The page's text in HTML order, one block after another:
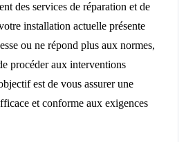
des services de réparation et de
installation actuelle présente
ou ne répond plus aux normes,
procéder aux interventions
est de vous assurer une
et conforme aux exigences